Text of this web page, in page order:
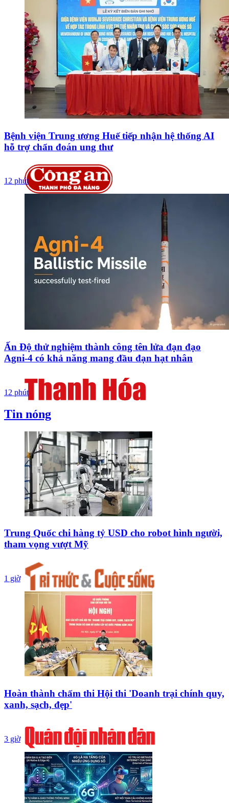
Bệnh viện Trung ương Huế tiếp nhận hệ thống AI
hỗ trợ chẩn đoán ung thư
12 phút
Ấn Độ thử nghiệm thành công tên lửa đạn đạo
Agni-4 có khả năng mang đầu đạn hạt nhân
12 phút
Tin nóng
Trung Quốc chi hàng tỷ USD cho robot hình người,
tham vọng vượt Mỹ
1 giờ
Hoàn thành chấm thi Hội thi 'Doanh trại chính quy,
xanh, sạch, đẹp'
3 giờ